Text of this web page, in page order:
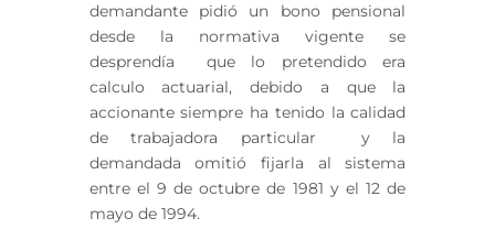
demandante pidió un bono pensional
desde la normativa vigente se
desprendía que lo pretendido era
calculo actuarial, debido a que la
accionante siempre ha tenido la calidad
de trabajadora particular y la
demandada omitió fijarla al sistema
entre el 9 de octubre de 1981 y el 12 de
mayo de 1994.